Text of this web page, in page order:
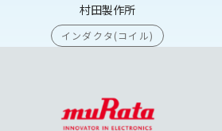
村田製作所
インダクタ(コイル)